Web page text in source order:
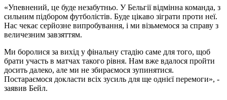
«Упевнений, це буде незабутньо. У Бельгії відмінна команда, з
сильним підбором футболістів. Буде цікаво зіграти проти неї.
Нас чекає серйозне випробування, і ми візьмемося за справу з
величезним завзяттям.
Ми боролися за вихід у фінальну стадію саме для того, щоб
брати участь в матчах такого рівня. Нам вже вдалося пройти
досить далеко, але ми не збираємося зупинятися.
Постараємося докласти всіх зусиль для ще однієї перемоги», -
заявив Бейл.